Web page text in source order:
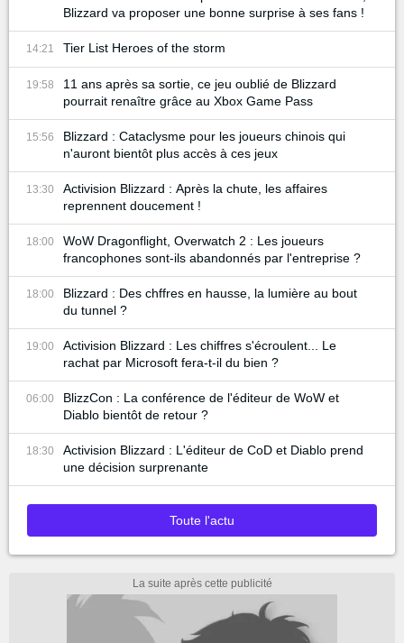
Blizzard va proposer une bonne surprise à ses fans !
14:21 Tier List Heroes of the storm
19:58
11 ans après sa sortie, ce jeu oublié de Blizzard
pourrait renaître grâce au Xbox Game Pass
15:56
Blizzard : Cataclysme pour les joueurs chinois qui
n'auront bientôt plus accès à ces jeux
13:30
Activision Blizzard : Après la chute, les affaires
reprennent doucement !
18:00
WoW Dragonflight, Overwatch 2 : Les joueurs
francophones sont-ils abandonnés par l'entreprise ?
18:00
Blizzard : Des chffres en hausse, la lumière au bout
du tunnel ?
19:00
Activision Blizzard : Les chiffres s'écroulent... Le
rachat par Microsoft fera-t-il du bien ?
06:00
BlizzCon : La conférence de l'éditeur de WoW et
Diablo bientôt de retour ?
18:30
Activision Blizzard : L'éditeur de CoD et Diablo prend
une décision surprenante
Toute l'actu